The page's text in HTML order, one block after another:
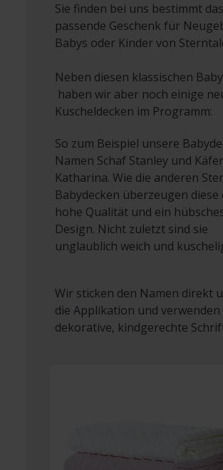
Sie finden bei uns bestimmt das
passende Geschenk für
Babys oder Kinder von
Neben diesen klassischen
haben wir aber noch einige
Kuscheldecken im Programm:
So zum Beispiel unsere
Namen Schaf Stanley und Käfer
Katharina. Wie die anderen
Babydecken überzeugen diese
hohe Qualität und ein
Design. Nicht zuletzt sind sie
unglaublich weich und
Wir sticken den Namen direkt
die Applikation und verwenden
dekorative, kindgerechte